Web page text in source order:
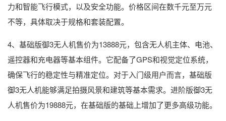
力和智能飞行模式，以及安全功能。价格区间在数千元至万元
不等，具体取决于规格和套装配置。
4、基础版御3无人机售价为13888元，包含无人机主体、电池、
遥控器和充电器等基本组件。它配备了GPS和视觉定位系统，
确保飞行的稳定性与精准定位。对于入门级用户而言，基础版
御3无人机能够满足拍摄风景和建筑等基本需求。进阶版御3无
人机售价为19888元，在基础版的基础上增加了更多高级功能。